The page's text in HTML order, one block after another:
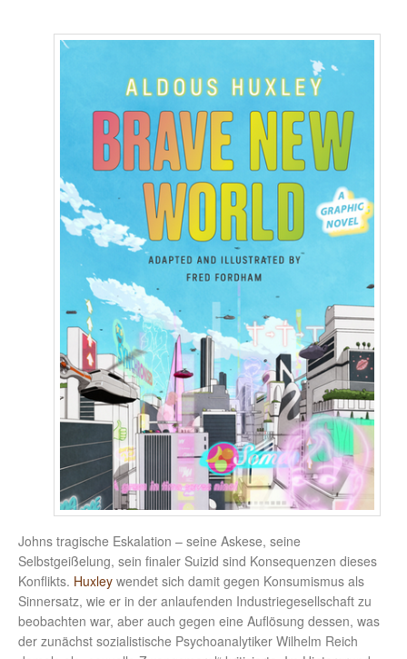
Johns tragische Eskalation – seine Askese, seine
Selbstgeißelung, sein finaler Suizid sind Konsequenzen dieses
Konflikts. Huxley wendet sich damit gegen Konsumismus als
Sinnersatz, wie er in der anlaufenden Industriegesellschaft zu
beobachten war, aber auch gegen eine Auflösung dessen, was
der zunächst sozialistische Psychoanalytiker Wilhelm Reich